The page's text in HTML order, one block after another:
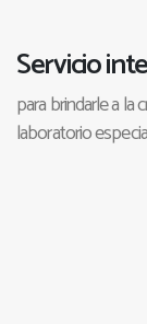
Servicio
para brindarle a la
laboratorio